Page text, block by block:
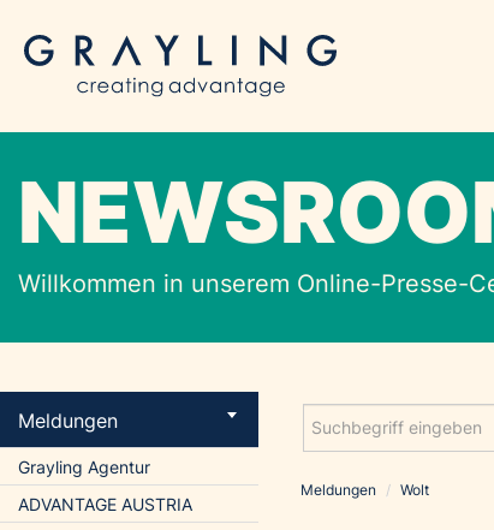
Willkommen in unserem Online-Presse-
Meldungen
Grayling Agentur
ADVANTAGE AUSTRIA
Meldungen / Wolt